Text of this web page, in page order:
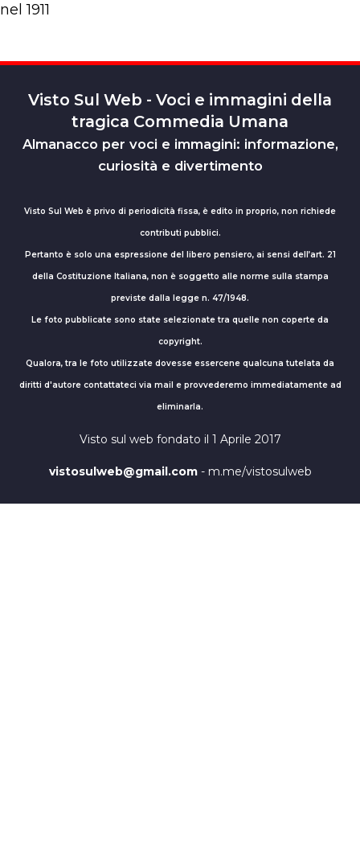
nel 1911
Visto Sul Web - Voci e immagini della
tragica Commedia Umana
Almanacco per voci e immagini: informazione,
curiosità e divertimento
Visto Sul Web è privo di periodicità fissa, è edito in proprio, non richiede
contributi pubblici.
Pertanto è solo una espressione del libero pensiero, ai sensi dell’art. 21
della Costituzione Italiana, non è soggetto alle norme sulla stampa
previste dalla legge n. 47/1948.
Le foto pubblicate sono state selezionate tra quelle non coperte da
copyright.
Qualora, tra le foto utilizzate dovesse essercene qualcuna tutelata da
diritti d'autore contattateci via mail e provvederemo immediatamente ad
eliminarla.
Visto sul web fondato il 1 Aprile 2017
vistosulweb@gmail.com- m.me/vistosulweb